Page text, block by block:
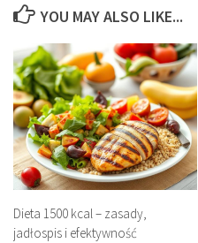
YOU MAY ALSO LIKE...
Dieta 1500 kcal – zasady,
jadłospis i efektywność